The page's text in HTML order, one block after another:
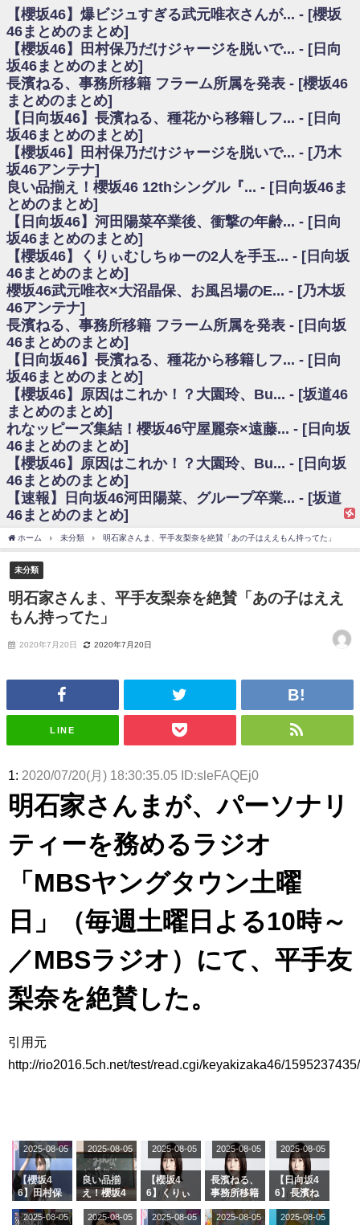
日向坂46まとめのまとめ / 【日向坂46】富田鈴花1st写真集、発売記念記者
会見の模様がこちら！
乃木坂欅坂まとめのまとめ / 【日向坂46】河田陽菜卒業の影響、ガチでデ
カそう...
欅坂あんてな ～欅坂46のニュース・情報・話題をピックアップ / れなッ
ピーズ集結！櫻坂46守屋麗奈×遠藤理子、8/6「ラヴィット！」水曜スタジオ出
演決定
欅坂/日向坂46まとめのまとめ / 【櫻坂46】田村保乃だけジャージを脱いで
いた理由
日向坂46まとめのまとめ / 【日向坂46】若林さん「笑えないぐらい師匠だ
から」佐々木久美と卒業後初の共演の様子がこちら！【激レアさん】
日向坂46まとめのまとめ / 【元日向坂46】情報解禁前で言えない！？丹生
ちゃん、メンバーと会った模様
乃木坂欅坂まとめのまとめ / 【日向坂46】この月、何かあるのか！？『お
願いバッハ！』ミーグリ日程がこちら
欅坂/日向坂46まとめのまとめ / 【櫻坂46】ミーグリで喧嘩！？山下瞳月、
これはマジギレしてる
乃木坂46アンテナ / 【櫻坂46】ハリソン守屋「ゆーづのせいです」【ラヴ
ィット!】
乃木坂あんてな ～乃木坂46・欅坂46・日向坂46のニュース・情報・話題
をピックアップ / 良い品揃え！櫻坂46 12thシングル『Make or Break』オフィ
シャルグッズ絶賛販売受付中
日向坂46まとめのまとめ / 【日向坂46】この月、何かあるのか！？『お願
いバッハ！』ミーグリ日程がこちら
日向坂46まとめのまとめ / 【元日向坂46】この卒業生、めちゃくちゃテレ
ビで見かけるな
欅坂/日向坂46まとめのまとめ / 【櫻坂46】リアルミーグリであの販売も！
『Make or Break』オフィシャルグッズ解禁
乃木坂46アンテナ / 【櫻坂46】ミーグリで喧嘩！？山下瞳月、これはマジ
ギレしてる
乃木坂あんてな ～乃木坂46・欅坂46・日向坂46のニュース・情報・話題
をピックアップ / れなッピーズ集結！櫻坂46守屋麗奈×遠藤理子、8/6「ラヴィ
ット！」水曜スタジオ出演決定
日向坂46まとめのまとめ / 【日向坂46】富田鈴花、次の事務所が決まって
そう！？
日向坂46まとめのまとめ / 【日向坂46】富田鈴花、次の事務所が決まって
そう！？
ハ！』ミーグリ日程がこちら
乃木坂あんてな ～乃木坂46・欅坂46・日向坂46のニュース・情報・話題
をピックアップ / 日向坂46卒業後初共演！佐々木久美さん、師匠オードリー若
林さんと再会した結果･･･【激レアさんを連れてきた。】
欅坂46/日向坂46まとめのまとめ / 『anan』の表紙の櫻坂46さん、多様性
の時代だと話題に
wwwwwwwwwwww
日向坂46まとめのまとめ / 筒井あやめ、アレをチラリ。こういう偶然の方
日向坂46まとめのまとめ / 【日向坂46】富田鈴花1st写真集の先行カット、
花考案グッズ＆生写真5種が公開される
日向坂46まとめのまとめ / これから彼氏と行為する直前の賀喜遥香、やば
い
信！【2022.3.22 17:15〜 SHOWROOM】
アイドル – ぷぅアンテナ / 2022年3月22日（火）のメディア情報
アイドル – ぷぅアンテナ / 【乃木坂46】井上和の『なぎおはぎ』って こん
ぺいとう×いちごみるく×マヨラー星人 と同じと考えてよろしいですか？
ーン.gif
ふぇどみ！ / 【悲報】呪術廻戦、視聴率5.1%
ふぇどみ！ / 【画像】スポ－ツキャスターお姉さん・ハメまくりだったｗｗ
ｗｗｗｗｗｗｗｗｗｗ
かけまくったうちの息子が団地住みの貧乏に学歴で負けた」
Powered by livedoor 相互RSS
【櫻坂46】爆ビジュすぎる武元唯衣さんが... - [櫻坂
46まとめのまとめ]
【櫻坂46】田村保乃だけジャージを脱いで... - [日向
坂46まとめのまとめ]
長濱ねる、事務所移籍 フラーム所属を発表 - [櫻坂46
まとめのまとめ]
【日向坂46】長濱ねる、種花から移籍しフ... - [日向
坂46まとめのまとめ]
【櫻坂46】田村保乃だけジャージを脱いで... - [乃木
坂46アンテナ]
良い品揃え！櫻坂46 12thシングル『... - [日向坂46ま
とめのまとめ]
【日向坂46】河田陽菜卒業後、衝撃の年齢... - [日向
坂46まとめのまとめ]
【櫻坂46】くりぃむしちゅーの2人を手玉... - [日向坂
46まとめのまとめ]
櫻坂46武元唯衣×大沼晶保、お風呂場のE... - [乃木坂
46アンテナ]
長濱ねる、事務所移籍 フラーム所属を発表 - [日向坂
46まとめのまとめ]
【日向坂46】長濱ねる、種花から移籍しフ... - [日向
坂46まとめのまとめ]
【櫻坂46】原因はこれか！？大園玲、Bu... - [坂道46
まとめのまとめ]
れなッピーズ集結！櫻坂46守屋麗奈×遠藤... - [日向坂
46まとめのまとめ]
【櫻坂46】原因はこれか！？大園玲、Bu... - [日向坂
46まとめのまとめ]
【速報】日向坂46河田陽菜、グループ卒業... - [坂道
46まとめのまとめ]
ホーム 未分類 明石家さんま、平手友梨奈を絶賛「あの子はええもん持ってた」
未分類
明石家さんま、平手友梨奈を絶賛「あの子はええ
もん持ってた」
2020年7月20日 2020年7月20日
LINE
1: 2020/07/20(月) 18:30:35.05 ID:sleFAQEj0
明石家さんまが、パーソナリ
ティーを務めるラジオ
「MBSヤングタウン土曜
日」（毎週土曜日よる10時～
／MBSラジオ）にて、平手友
梨奈を絶賛した。
引用元
http://rio2016.5ch.net/test/read.cgi/keyakizaka46/1595237435/
【櫻坂4
6】田村保
ージを脱い
2025-08-05
良い品揃
え！櫻坂4
グル『Mak
2025-08-05
【櫻坂4
6】くりぃ
の2人を手
2025-08-05
長濱ねる、
事務所移籍
属を発表
2025-08-05
【日向坂4
6】長濱ね
ら移籍しフ
2025-08-05
2025-08-05 2025-08-05 2025-08-05 2025-08-05 2025-08-05